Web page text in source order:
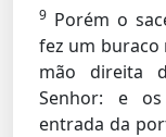
9 Porém o
fez um buraco
mão direita
Senhor: e
entrada da